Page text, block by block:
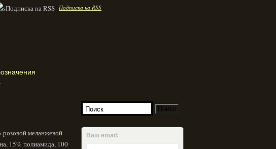
Подписка на RSS
розовой меланжевой
15% полиамида, 100
Ваш email: